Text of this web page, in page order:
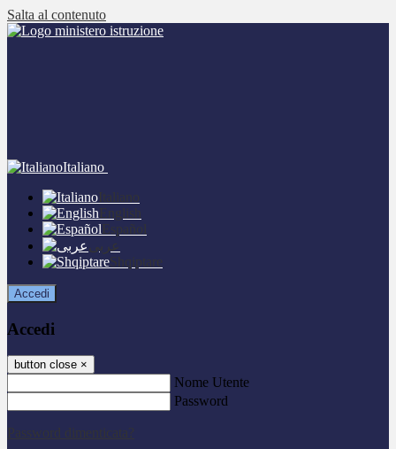
Salta al contenuto
Italiano
Italiano
English
Español
عربى
Shqiptare
Accedi
Accedi
button close ×
Nome Utente
Password
Password dimenticata?